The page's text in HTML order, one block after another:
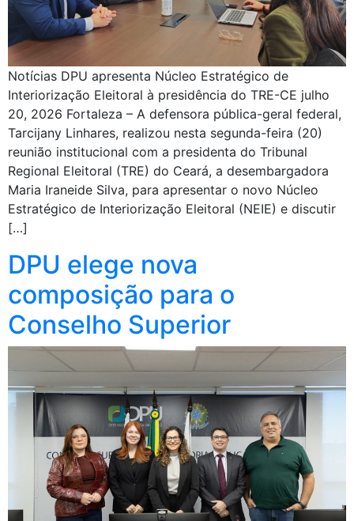
Notícias DPU apresenta Núcleo Estratégico de
Interiorização Eleitoral à presidência do TRE-CE julho
20, 2026 Fortaleza – A defensora pública-geral federal,
Tarcijany Linhares, realizou nesta segunda-feira (20)
reunião institucional com a presidenta do Tribunal
Regional Eleitoral (TRE) do Ceará, a desembargadora
Maria Iraneide Silva, para apresentar o novo Núcleo
Estratégico de Interiorização Eleitoral (NEIE) e discutir
[…]
DPU elege nova
composição para o
Conselho Superior